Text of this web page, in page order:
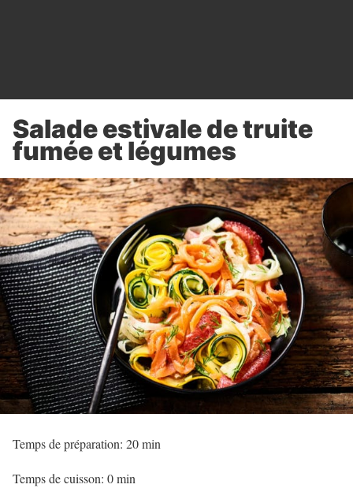
Salade estivale de truite
fumée et légumes
Temps de préparation: 20 min
Temps de cuisson: 0 min